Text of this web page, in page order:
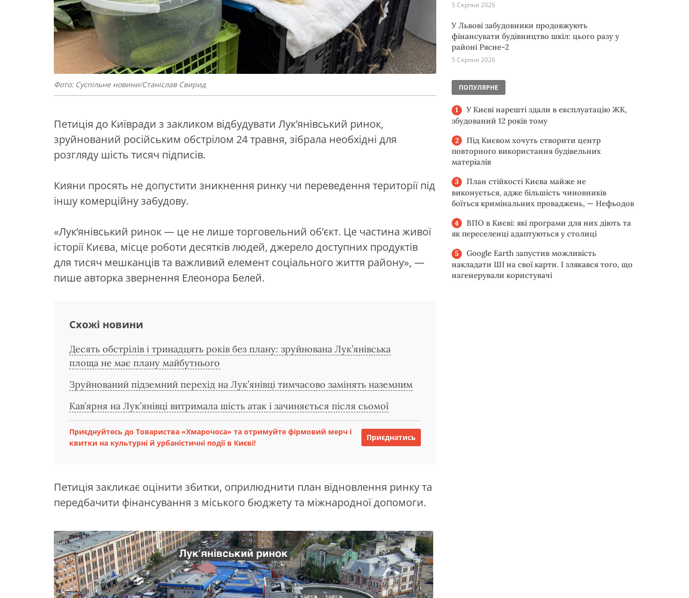
Фото: Суспільне новини/Станіслав Свирид
Петиція до Київради з закликом відбудувати Лук’янівський ринок,
зруйнований російським обстрілом 24 травня, зібрала необхідні для
розгляду шість тисяч підписів.
Кияни просять не допустити зникнення ринку чи переведення території під
іншу комерційну забудову.
«Лук’янівський ринок — це не лише торговельний об’єкт. Це частина живої
історії Києва, місце роботи десятків людей, джерело доступних продуктів
для тисяч мешканців та важливий елемент соціального життя району», —
пише авторка звернення Елеонора Белей.
Схожі новини
Десять обстрілів і тринадцять років без плану: зруйнована Лук’янівська
площа не має плану майбутнього
Зруйнований підземний перехід на Лук’янівці тимчасово замінять наземним
Кав’ярня на Лук’янівці витримала шість атак і зачиняється після сьомої
Приєднуйтесь до Товариства «Хмарочоса» та отримуйте фірмовий мерч і
квитки на культурні й урбаністичні події в Києві!
Приєднатись
Петиція закликає оцінити збитки, оприлюднити план відновлення ринку та
передбачити фінансування з міського бюджету та міжнародної допомоги.
5 Серпня 2026
У Львові забудовники продовжують
фінансувати будівництво шкіл: цього разу у
районі Рясне-2
5 Серпня 2026
ПОПУЛЯРНЕ
У Києві нарешті здали в експлуатацію ЖК,
збудований 12 років тому
Під Києвом хочуть створити центр
повторного використання будівельних
матеріалів
План стійкості Києва майже не
виконується, адже більшість чиновників
боїться кримінальних проваджень, — Нефьодов
ВПО в Києві: які програми для них діють та
як переселенці адаптуються у столиці
Google Earth запустив можливість
накладати ШІ на свої карти. І злякався того, що
нагенерували користувачі